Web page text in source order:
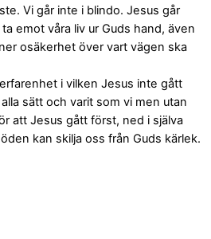
Vi går inte i blindo. Jesus går
emot våra liv ur Guds hand, även
osäkerhet över vart vägen ska
i vilken Jesus inte gått
sätt och varit som vi men utan
att Jesus gått först, ned i själva
kan skilja oss från Guds kärlek.